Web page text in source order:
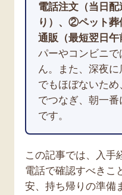
電話注文（当日
り）、②ペット
通販（最短翌日午
パーやコンビニ
ん。また、深夜
でもほぼないた
でつなぎ、朝一
です。
この記事では、入手
電話で確認すべきこ
安、持ち帰りの準備